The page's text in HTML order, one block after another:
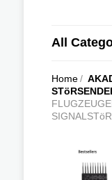
All
Home/